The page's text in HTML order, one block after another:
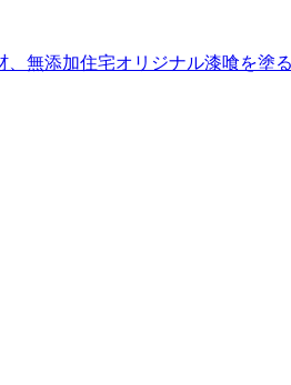
無添加住宅オリジナル漆喰を塗